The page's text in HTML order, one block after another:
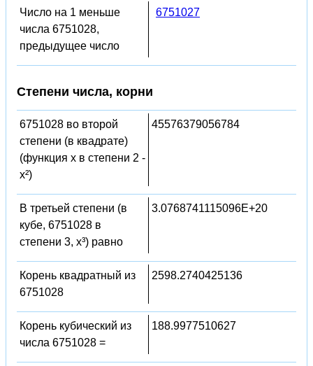
Число на 1 меньше
числа 6751028,
предыдущее число
6751027
Степени числа, корни
6751028 во второй
степени (в квадрате)
(функция x в степени 2 -
x²)
45576379056784
В третьей степени (в
кубе, 6751028 в
степени 3, x³) равно
3.0768741115096E+20
Корень квадратный из
6751028
2598.2740425136
Корень кубический из
числа 6751028 =
188.9977510627